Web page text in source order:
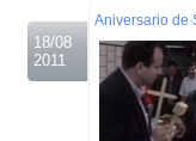
18/08
2011
Aniversario de